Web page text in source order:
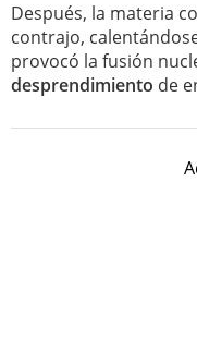
Después, la materia
contrajo,
provocó la fusión
desprendimiento de